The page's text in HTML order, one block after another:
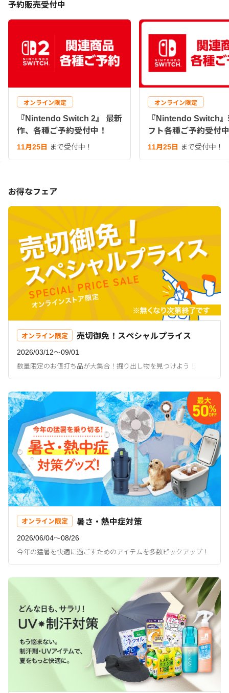
予約販売受付中
オンライン限定
『Nintendo Switch 2』 最新
作、各種ご予約受付中！
11月25日 まで受付中！
オンライン限定
『Nintendo Switch
フト各種ご予約受付
11月25日 まで受付中！
お得なフェア
オンライン限定 売切御免！スペシャルプライス
2026/03/12〜09/01
数量限定のお値打ち品が大集合！掘り出し物を見つけよう！
オンライン限定 暑さ・熱中症対策
2026/06/04〜08/26
今年の猛暑を快適に過ごすためのアイテムを多数ピックアップ！